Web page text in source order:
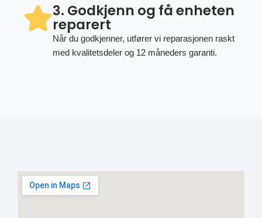
3. Godkjenn og få enheten
reparert
Når du godkjenner, utfører vi reparasjonen raskt
med kvalitetsdeler og 12 måneders garanti.